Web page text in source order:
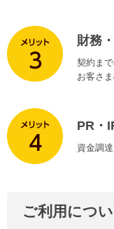
財務
契約ま
お客さ
PR・
資金調
ご利用につ